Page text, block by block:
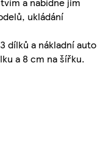
ukládání
dílků a nákladní auto
a 8 cm na šířku.